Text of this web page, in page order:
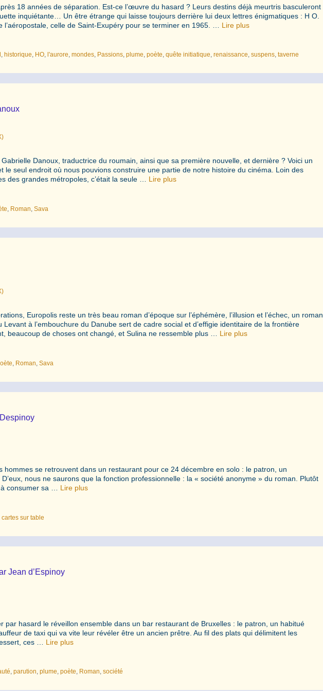
18 années de séparation. Est-ce l’œuvre du hasard ? Leurs destins déjà meurtris basculeront
inquiétante… Un être étrange qui laisse toujours derrière lui deux lettres énigmatiques : H O.
l’aéropostale, celle de Saint-Exupéry pour se terminer en 1965. … Lire plus
, historique, HO, l'aurore,mondes, Passions,plume,poète,quête initiatique,renaissance,suspens,taverne
Danoux, traductrice du roumain, ainsi que sa première nouvelle, et dernière ? Voici un
le seul endroit où nous pouvions construire une partie de notre histoire du cinéma. Loin des
des grandes métropoles, c’était la seule … Lire plus
, Roman,Sava
Europolis reste un très beau roman d’époque sur l’éphémère, l’illusion et l’échec, un roman
à l’embouchure du Danube sert de cadre social et d’effigie identitaire de la frontière
beaucoup de choses ont changé, et Sulina ne ressemble plus … Lire plus
, Roman,Sava
hommes se retrouvent dans un restaurant pour ce 24 décembre en solo : le patron, un
nous ne saurons que la fonction professionnelle : la « société anonyme » du roman. Plutôt
consumer sa … Lire plus
cartes sur table
Jean d’Espinoy
par hasard le réveillon ensemble dans un bar restaurant de Bruxelles : le patron, un habitué
de taxi qui va vite leur révéler être un ancien prêtre. Au fil des plats qui délimitent les
ces … Lire plus
,parution,plume,poète, Roman,société